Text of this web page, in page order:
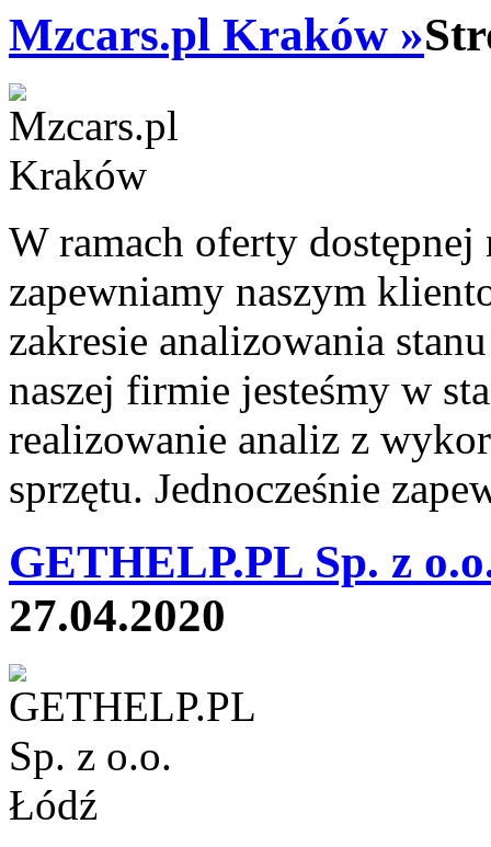
Mzcars.pl Kraków »
W ramach oferty
zapewniamy naszym
zakresie analizowania
naszej firmie jesteśmy w
realizowanie analiz z
sprzętu. Jednocześnie
GETHELP.PL Sp. z
27.04.2020